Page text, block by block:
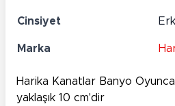
Cinsiyet
Marka
Harika Kanatlar Banyo
yaklaşık 10 cm'dir